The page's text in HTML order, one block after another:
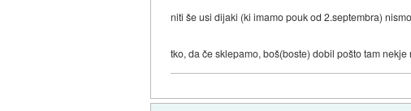
niti še usi dijaki (ki imamo pouk od 2.septembra)
tko, da če sklepamo, boš(boste) dobil pošto tam nekje